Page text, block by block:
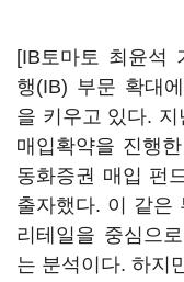
[IB토마토 최윤석
행(IB) 부문 확대
을 키우고 있다.
매입확약을 진행
동화증권 매입 펀
출자했다. 이 같은
리테일을 중심으
는 분석이다. 하지